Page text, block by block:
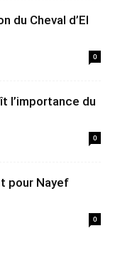
du Cheval d’El
0
l’importance du
0
pour Nayef
0